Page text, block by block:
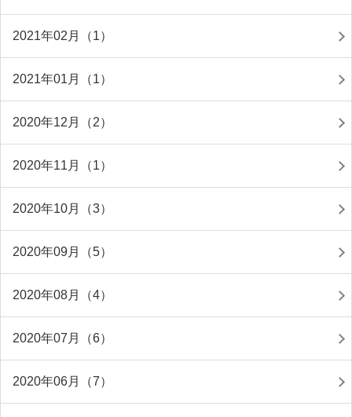
2021年02月（1）
2021年01月（1）
2020年12月（2）
2020年11月（1）
2020年10月（3）
2020年09月（5）
2020年08月（4）
2020年07月（6）
2020年06月（7）